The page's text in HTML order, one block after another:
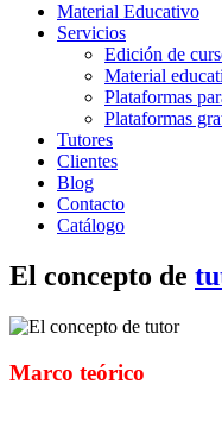
Material Educativo
Servicios
Edición de
Material
Plataformas
Plataformas
Tutores
Clientes
Blog
Contacto
Catálogo
El concepto de
Marco teórico